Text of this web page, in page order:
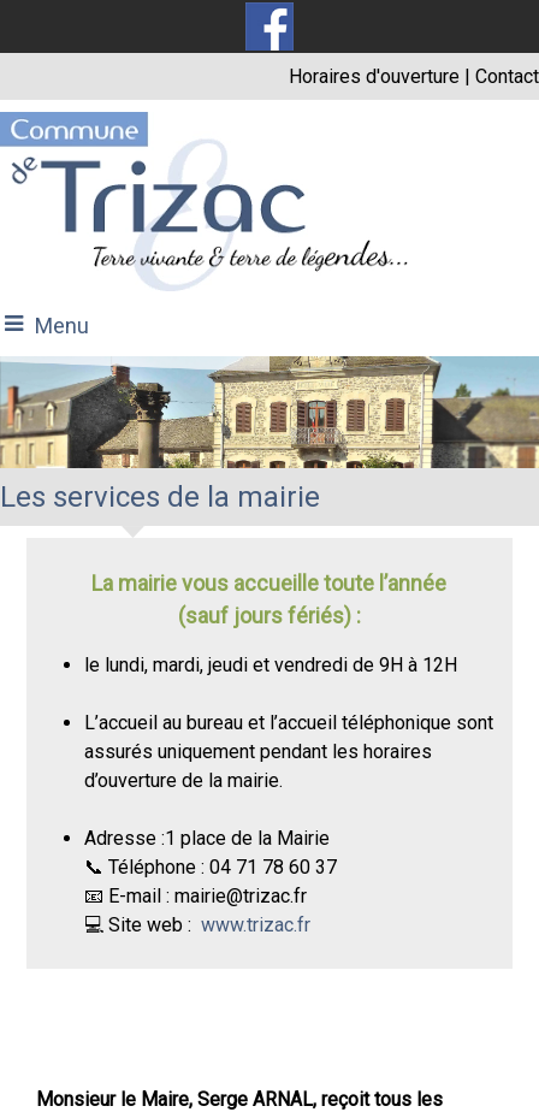
Horaires d'ouverture | Contact
Menu
Les services de la mairie
La mairie vous accueille toute l’année
(sauf jours fériés) :
le lundi, mardi, jeudi et vendredi de 9H à 12H
L’accueil au bureau et l’accueil téléphonique sont
assurés uniquement pendant les horaires
d’ouverture de la mairie.
Adresse :1 place de la Mairie
📞 Téléphone : 04 71 78 60 37
📧 E-mail : mairie@trizac.fr
💻 Site web :www.trizac.fr
Monsieur le Maire, Serge ARNAL, reçoit tous les